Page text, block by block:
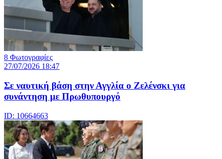
8 Φωτογραφίες
27/07/2026 18:47
Σε ναυτική βάση στην Αγγλία ο Ζελένσκι για
συνάντηση με Πρωθυπουργό
ID: 10664663